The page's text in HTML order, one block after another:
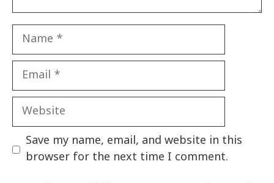
Name
Email
Website
Save my name, email, and website in this
browser for the next time I comment.